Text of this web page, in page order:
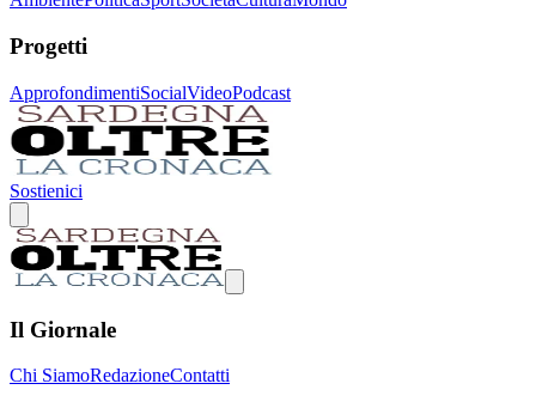
Progetti
ApprofondimentiSocialVideoPodcast
Sostienici
Il Giornale
Chi SiamoRedazioneContatti